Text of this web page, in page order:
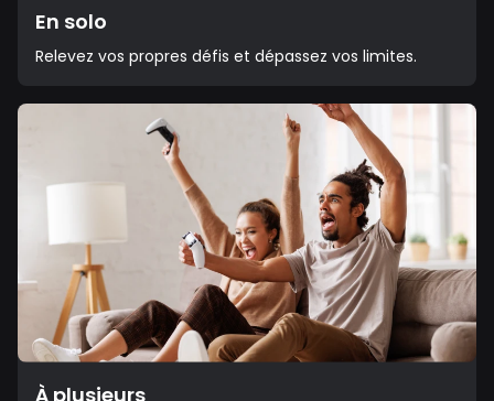
En solo
Relevez vos propres défis et dépassez vos limites.
À plusieurs